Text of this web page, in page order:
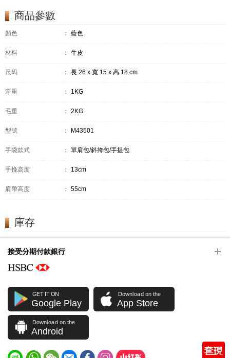
商品參數
顏色 ： 藍色
材料 ： 牛皮
尺码 ： 長 26 x 寬 15 x 高 18 cm
淨重 ： 1KG
毛重 ： 2KG
型號 ： M43501
手袋款式 ： 單肩包/斜挎包/手提包
手挽高度 ： 13cm
肩帶高度 ： 55cm
庫存
接受分期付款銀行
GET IT ON
Google Play
Download on the
App Store
Download on the
Android